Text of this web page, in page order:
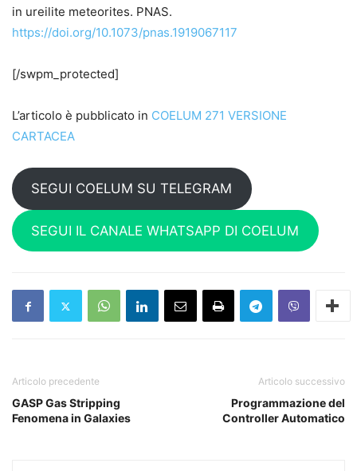
in ureilite meteorites. PNAS.
https://doi.org/10.1073/pnas.1919067117
[/swpm_protected]
L’articolo è pubblicato in COELUM 271 VERSIONE
CARTACEA
SEGUI COELUM SU TELEGRAM
SEGUI IL CANALE WHATSAPP DI COELUM
Articolo precedente
GASP Gas Stripping
Fenomena in Galaxies
Articolo successivo
Programmazione del
Controller Automatico